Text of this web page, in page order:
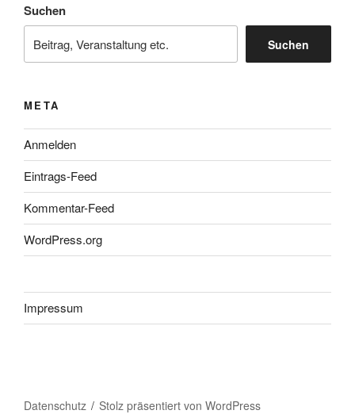
Suchen
Suchen
META
Anmelden
Eintrags-Feed
Kommentar-Feed
WordPress.org
Impressum
Datenschutz Stolz präsentiert von WordPress